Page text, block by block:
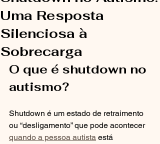
Uma Resposta
Silenciosa à
Sobrecarga
O que é shutdown no
autismo?
Shutdown é um estado de retraimento
ou “desligamento” que pode acontecer
quando a pessoa autista está